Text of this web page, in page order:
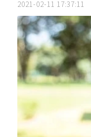
2021-02-11 17:37:11